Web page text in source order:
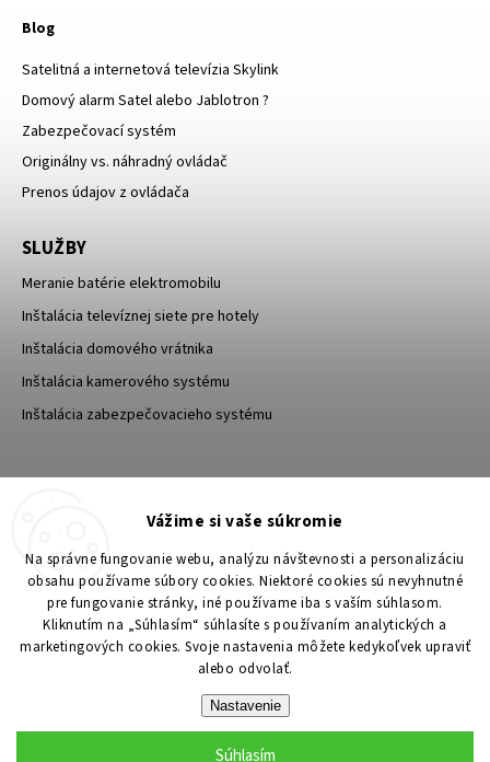
Vážime si vaše súkromie
Na správne fungovanie webu, analýzu návštevnosti a personalizáciu
obsahu používame súbory cookies. Niektoré cookies sú nevyhnutné
pre fungovanie stránky, iné používame iba s vaším súhlasom.
Kliknutím na „Súhlasím“ súhlasíte s používaním analytických a
marketingových cookies. Svoje nastavenia môžete kedykoľvek upraviť
alebo odvolať.
Nastavenie
Súhlasím
Blog
Satelitná a internetová televízia Skylink
Domový alarm Satel alebo Jablotron ?
Zabezpečovací systém
Originálny vs. náhradný ovládač
Prenos údajov z ovládača
SLUŽBY
Meranie batérie elektromobilu
Inštalácia televíznej siete pre hotely
Inštalácia domového vrátnika
Inštalácia kamerového systému
Inštalácia zabezpečovacieho systému